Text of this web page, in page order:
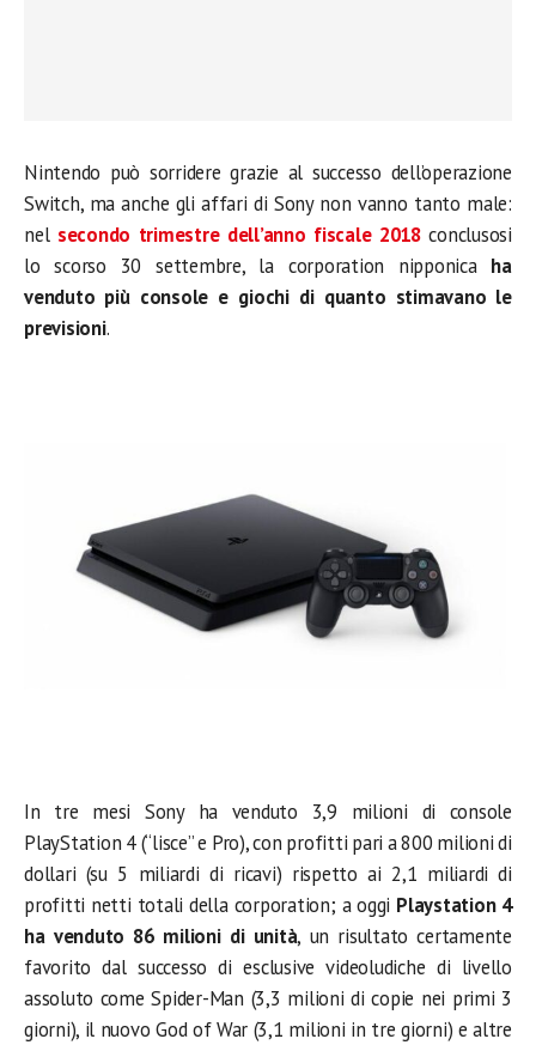
Nintendo può sorridere grazie al successo dell’operazione
Switch, ma anche gli affari di Sony non vanno tanto male:
nel secondo trimestre dell’anno fiscale 2018conclusosi
lo scorso 30 settembre, la corporation nipponica ha
venduto più console e giochi di quanto stimavano le
previsioni.
In tre mesi Sony ha venduto 3,9 milioni di console
PlayStation 4 (“lisce” e Pro), con profitti pari a 800 milioni di
dollari (su 5 miliardi di ricavi) rispetto ai 2,1 miliardi di
profitti netti totali della corporation; a oggi Playstation 4
ha venduto 86 milioni di unità, un risultato certamente
favorito dal successo di esclusive videoludiche di livello
assoluto come Spider-Man (3,3 milioni di copie nei primi 3
giorni), il nuovo God of War (3,1 milioni in tre giorni) e altre